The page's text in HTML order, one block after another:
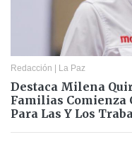
Redacción La Paz
Destaca Milena
Familias Comienza
Para Las Y Los